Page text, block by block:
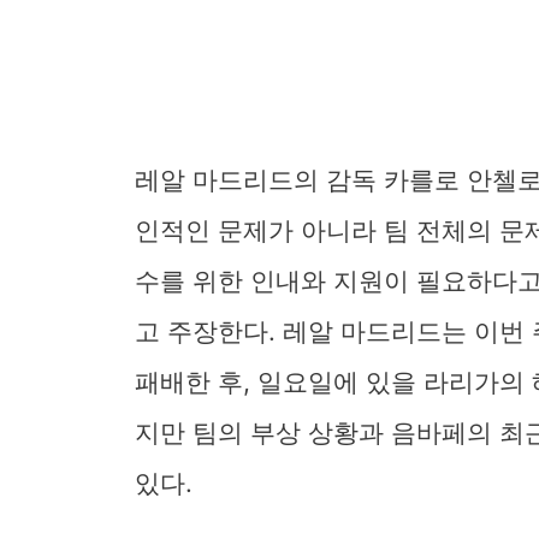
레알 마드리드의 감독 카를로 안첼
인적인 문제가 아니라 팀 전체의
수를 위한 인내와 지원이 필요하다
고 주장한다. 레알 마드리드는 이
패배한 후, 일요일에 있을 라리가
지만 팀의 부상 상황과 음바페의
있다.